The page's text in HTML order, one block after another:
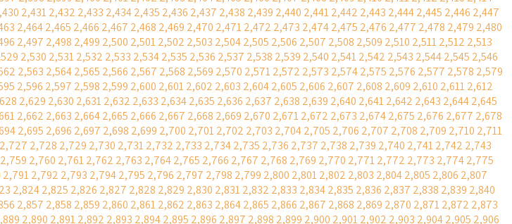
2,4312,432 2,433 2,4342,435 2,436 2,437 2,438 2,439 2,440 2,4412,442 2,443 2,4442,445 2,446 2,447
2,4642,465 2,466 2,467 2,468 2,469 2,470 2,4712,472 2,473 2,4742,475 2,476 2,477 2,478 2,479 2,480
2,497 2,498 2,499 2,500 2,5012,502 2,503 2,5042,505 2,506 2,507 2,508 2,509 2,510 2,5112,512 2,513
2,530 2,5312,532 2,533 2,5342,535 2,536 2,537 2,538 2,539 2,540 2,5412,542 2,543 2,5442,545 2,546
2,563 2,5642,565 2,566 2,567 2,568 2,569 2,570 2,5712,572 2,573 2,5742,575 2,576 2,577 2,578 2,579
2,596 2,597 2,598 2,599 2,600 2,6012,602 2,603 2,6042,605 2,606 2,607 2,608 2,609 2,610 2,6112,612
2,629 2,630 2,6312,632 2,633 2,6342,635 2,636 2,637 2,638 2,639 2,640 2,6412,642 2,643 2,6442,645
2,662 2,663 2,6642,665 2,666 2,667 2,668 2,669 2,670 2,6712,672 2,673 2,6742,675 2,676 2,677 2,678
2,695 2,696 2,697 2,698 2,699 2,700 2,7012,702 2,703 2,7042,705 2,706 2,707 2,708 2,709 2,710 2,711
2,727 2,728 2,729 2,730 2,7312,732 2,733 2,7342,735 2,736 2,737 2,738 2,739 2,740 2,7412,742 2,743
2,759 2,760 2,7612,762 2,763 2,7642,765 2,766 2,767 2,768 2,769 2,770 2,7712,772 2,773 2,7742,775
2,7912,792 2,793 2,7942,795 2,796 2,797 2,798 2,799 2,800 2,8012,802 2,803 2,8042,805 2,806 2,807
2,8242,825 2,826 2,827 2,828 2,829 2,830 2,8312,832 2,833 2,8342,835 2,836 2,837 2,838 2,839 2,840
2,857 2,858 2,859 2,860 2,8612,862 2,863 2,8642,865 2,866 2,867 2,868 2,869 2,870 2,8712,872 2,873
2,890 2,8912,892 2,893 2,8942,895 2,896 2,897 2,898 2,899 2,900 2,9012,902 2,903 2,9042,905 2,906